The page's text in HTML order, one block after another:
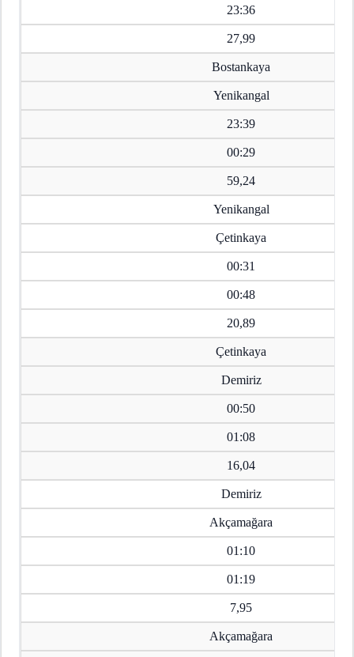
23:36
27,99
Bostankaya
Yenikangal
23:39
00:29
59,24
Yenikangal
Çetinkaya
00:31
00:48
20,89
Çetinkaya
Demiriz
00:50
01:08
16,04
Demiriz
Akçamağara
01:10
01:19
7,95
Akçamağara